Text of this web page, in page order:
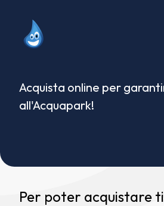
Acquista online per
all'Acquapark!
Per poter acquistare